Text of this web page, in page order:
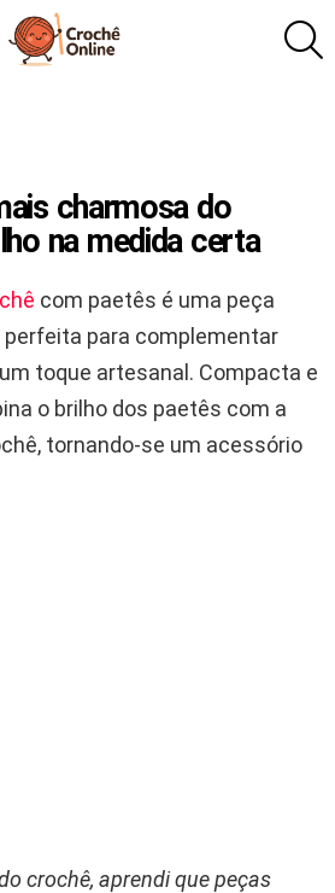
charmosa do
na medida certa
com paetês é uma peça
perfeita para complementar
toque artesanal. Compacta e
o brilho dos paetês com a
tornando-se um acessório
crochê, aprendi que peças